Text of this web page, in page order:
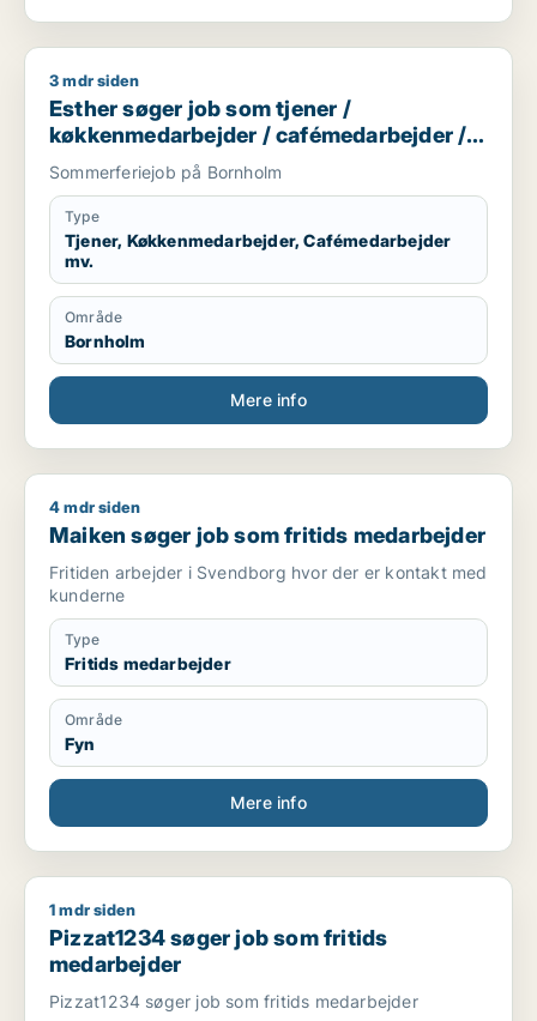
Esther søger job som tjener / køkkenmedarbejder /
3 mdr siden
Esther søger job som tjener /
køkkenmedarbejder / cafémedarbejder /
blomsterhandler / fritids medarbejder
Sommerferiejob på Bornholm
Type
Tjener, Køkkenmedarbejder, Cafémedarbejder
mv.
Område
Bornholm
Mere info
Maiken søger job som fritids medarbejder
4 mdr siden
Maiken søger job som fritids medarbejder
Fritiden arbejder i Svendborg hvor der er kontakt med
kunderne
Type
Fritids medarbejder
Område
Fyn
Mere info
Pizzat1234 søger job som fritids medarbejder
1 mdr siden
Pizzat1234 søger job som fritids
medarbejder
Pizzat1234 søger job som fritids medarbejder